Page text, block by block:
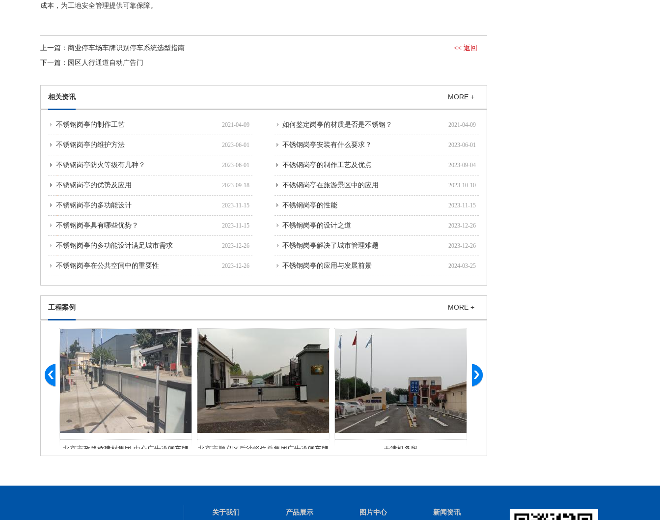
成本，为工地安全管理提供可靠保障。
上一篇： 商业停车场车牌识别停车系统选型指南
下一篇： 园区人行通道自动广告门
<< 返回
相关资讯 MORE +
不锈钢岗亭的制作工艺 2021-04-09 如何鉴定岗亭的材质是否是不锈钢？ 2021-04-09
不锈钢岗亭的维护方法 2023-06-01 不锈钢岗亭安装有什么要求？ 2023-06-01
不锈钢岗亭防火等级有几种？ 2023-06-01 不锈钢岗亭的制作工艺及优点 2023-09-04
不锈钢岗亭的优势及应用 2023-09-18 不锈钢岗亭在旅游景区中的应用 2023-10-10
不锈钢岗亭的多功能设计 2023-11-15 不锈钢岗亭的性能 2023-11-15
不锈钢岗亭具有哪些优势？ 2023-11-15 不锈钢岗亭的设计之道 2023-12-26
不锈钢岗亭的多功能设计满足城市需求 2023-12-26 不锈钢岗亭解决了城市管理难题 2023-12-26
不锈钢岗亭在公共空间中的重要性 2023-12-26 不锈钢岗亭的应用与发展前景 2024-03-25
工程案例 MORE +
北京市政路桥建材集团 中心广告道闸车牌
北京市顺义区后沙峪住总集团广告道闸车牌
天津机务段
关于我们 产品展示 图片中心 新闻资讯